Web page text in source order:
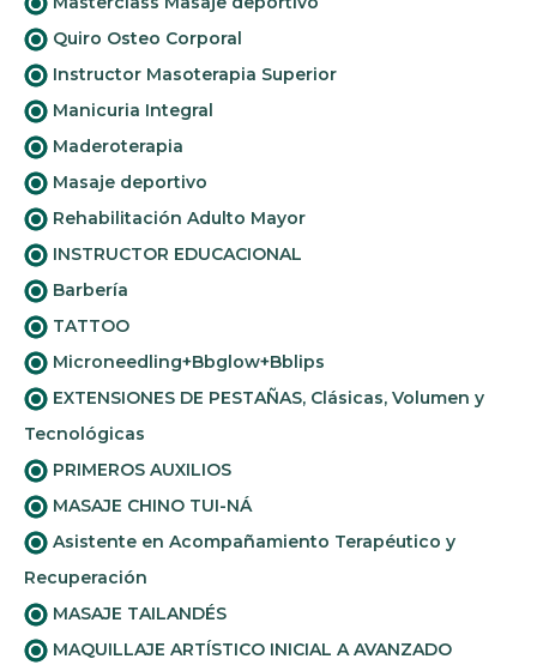
Quiro Osteo Corporal
Instructor Masoterapia Superior
Manicuria Integral
Maderoterapia
Masaje deportivo
Rehabilitación Adulto Mayor
INSTRUCTOR EDUCACIONAL
Barbería
TATTOO
Microneedling+Bbglow+Bblips
EXTENSIONES DE PESTAÑAS, Clásicas, Volumen y
Tecnológicas
PRIMEROS AUXILIOS
MASAJE CHINO TUI-NÁ
Asistente en Acompañamiento Terapéutico y
Recuperación
MASAJE TAILANDÉS
MAQUILLAJE ARTÍSTICO INICIAL A AVANZADO